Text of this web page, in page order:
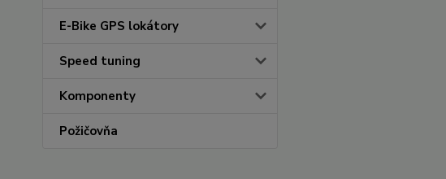
E-Bike GPS lokátory
Speed tuning
Komponenty
Požičovňa